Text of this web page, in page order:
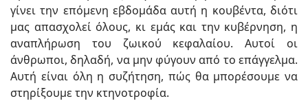
γίνει την επόμενη εβδομάδα αυτή η κουβέντα, διότι
μας απασχολεί όλους, κι εμάς και την κυβέρνηση, η
αναπλήρωση του ζωικού κεφαλαίου. Αυτοί οι
άνθρωποι, δηλαδή, να μην φύγουν από το επάγγελμα.
Αυτή είναι όλη η συζήτηση, πώς θα μπορέσουμε να
στηρίξουμε την κτηνοτροφία.